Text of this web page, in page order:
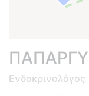
Ενδοκρινολόγος